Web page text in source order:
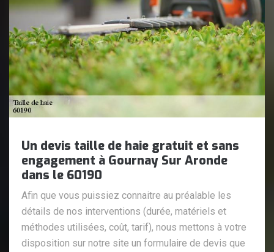
Un devis taille de haie gratuit et sans
engagement à Gournay Sur Aronde
dans le 60190
Afin que vous puissiez connaitre au préalable les
détails de nos interventions (durée, matériels et
méthodes utilisées, coût, tarif), nous mettons à votre
disposition sur notre site un formulaire de devis que